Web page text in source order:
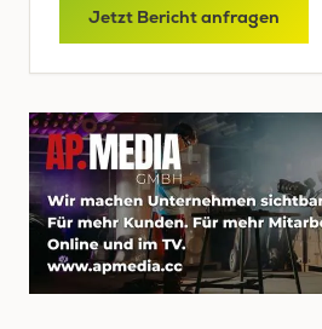
Jetzt Bericht anfragen